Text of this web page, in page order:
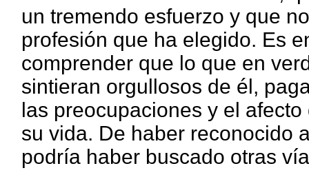
un tremendo esfuerzo y que
profesión que ha elegido. Es
comprender que lo que en
sintieran orgullosos de él,
las preocupaciones y el
su vida. De haber reconocido
podría haber buscado otras